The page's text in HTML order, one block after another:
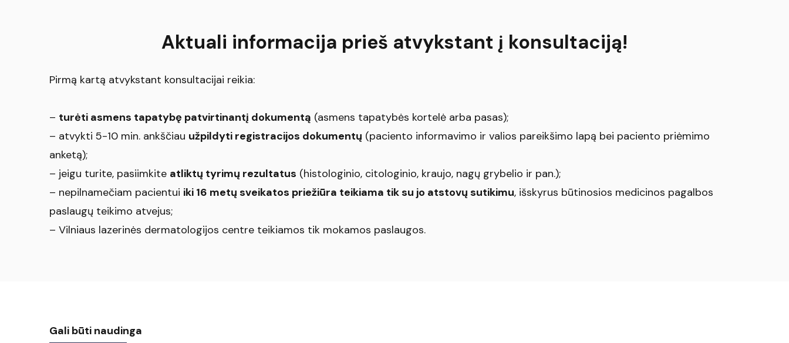
Aktuali informacija prieš atvykstant į konsultaciją!
Pirmą kartą atvykstant konsultacijai reikia:
– turėti asmens tapatybę patvirtinantį dokumentą (asmens tapatybės kortelė arba pasas);
– atvykti 5-10 min. ankščiau užpildyti registracijos dokumentų (paciento informavimo ir valios pareikšimo lapą bei paciento priėmimo
anketą);
– jeigu turite, pasiimkite atliktų tyrimų rezultatus (histologinio, citologinio, kraujo, nagų grybelio ir pan.);
– nepilnamečiam pacientui iki 16 metų sveikatos priežiūra teikiama tik su jo atstovų sutikimu, išskyrus būtinosios medicinos pagalbos
paslaugų teikimo atvejus;
– Vilniaus lazerinės dermatologijos centre teikiamos tik mokamos paslaugos.
Gali būti naudinga